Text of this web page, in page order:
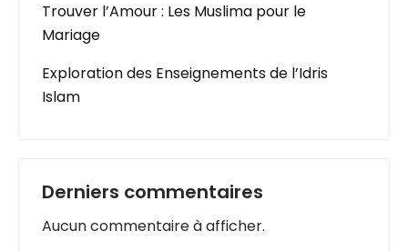
Trouver l’Amour : Les Muslima pour le
Mariage
Exploration des Enseignements de l’Idris
Islam
Derniers commentaires
Aucun commentaire à afficher.